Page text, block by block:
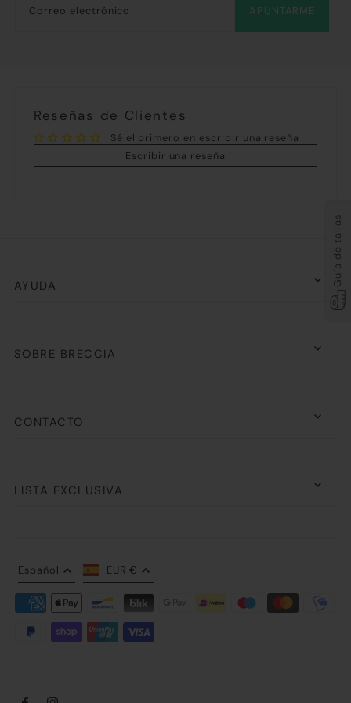
APUNTARME
Reseñas de Clientes
Sé el primero en escribir una reseña
Escribir una reseña
AYUDA
SOBRE BRECCIA
CONTACTO
LISTA EXCLUSIVA
Español EUR €
Guía de tallas